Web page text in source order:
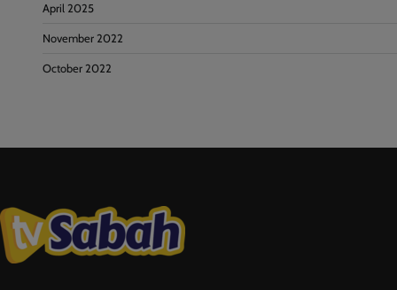
April 2025
November 2022
October 2022